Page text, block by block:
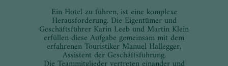
Ein Hotel zu führen, ist eine komplexe
Herausforderung. Die Eigentümer und
Geschäftsführer Karin Leeb und Martin Klein
erfüllen diese Aufgabe gemeinsam mit dem
erfahrenen Touristiker Manuel Hallegger,
Assistent der Geschäftsführung.